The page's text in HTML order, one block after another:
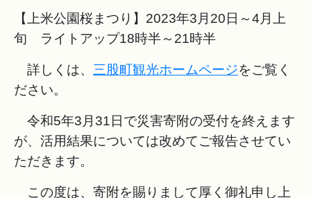
【上米公園桜まつり】2023年3月20日～4月上
旬 ライトアップ18時半～21時半
詳しくは、 三股町観光ホームページをご覧く
ださい。
令和5年3月31日で災害寄附の受付を終えます
が、活用結果については改めてご報告させてい
ただきます。
この度は、寄附を賜りまして厚く御礼申し上